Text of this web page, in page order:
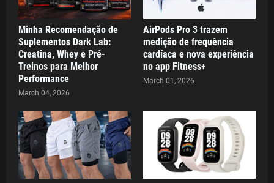
Minha Recomendação de
Suplementos Dark Lab:
Creatina, Whey e Pré-
Treinos para Melhor
Performance
March 04, 2026
AirPods Pro 3 trazem
medição de frequência
cardíaca e nova experiência
no app Fitness+
March 01, 2026